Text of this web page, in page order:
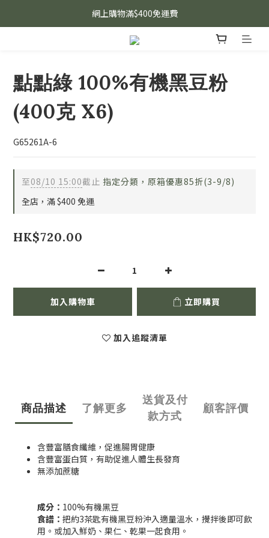
網上購物滿$400免運費
點點綠 100%有機黑豆粉
(400克 X6)
G65261A-6
至08/10 15:00截止 指定分類，原箱優惠85折(3-9/8)
全店，滿 $400 免運
HK$720.00
加入購物車 立即購買
加入追蹤清單
商品描述 了解更多
送貨及付
款方式
顧客評價
含豐富膳食纖維，促進腸胃健康
含豐富蛋白質，有助促進人體生長發育
無添加蔗糖
成分： 100%有機黑豆
食譜： 把約3茶匙有機黑豆粉沖入適量溫水，攪拌後即可飲
用。或加入鮮奶、果仁、乾果一起食用。